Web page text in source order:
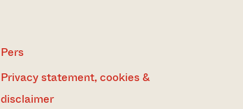
Pers
Privacy statement, cookies &
disclaimer